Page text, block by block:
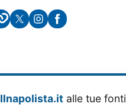
Ilnapolista.it alle tue